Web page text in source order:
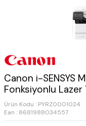
Canon i-SENSYS
Fonksiyonlu Lazer
Ürün Kodu : PYRZ0001024
Ean : 8681988034557